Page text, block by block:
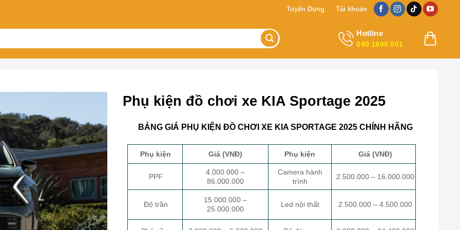
Tuyển Dụng Tài khoản
Hotline
090 1800 001
Phụ kiện đồ chơi xe KIA Sportage 2025
BẢNG GIÁ PHỤ KIỆN ĐỒ CHƠI XE KIA SPORTAGE 2025 CHÍNH HÃNG
Phụ kiện Giá (VNĐ) Phụ kiện Giá (VNĐ)
PPF
4.000.000 –
86.000.000
Camera hành
trình
2.500.000 – 16.000.000
Độ trần
15.000.000 –
25.000.000
Led nội thất 2.500.000 – 4.500.000